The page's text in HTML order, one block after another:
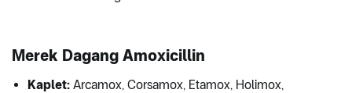
Merek Dagang Amoxicillin
Kaplet: Arcamox, Corsamox, Etamox, Holimox,